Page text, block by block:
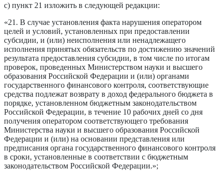
с) пункт 21 изложить в следующей редакции:
«21. В случае установления факта нарушения оператором
целей и условий, установленных при предоставлении
субсидии, и (или) неисполнения или ненадлежащего
исполнения принятых обязательств по достижению значений
результата предоставления субсидии, в том числе по итогам
проверок, проведенных Министерством науки и высшего
образования Российской Федерации и (или) органами
государственного финансового контроля, соответствующие
средства подлежат возврату в доход федерального бюджета в
порядке, установленном бюджетным законодательством
Российской Федерации, в течение 10 рабочих дней со дня
получения оператором соответствующего требования
Министерства науки и высшего образования Российской
Федерации и (или) на основании представления или
предписания органа государственного финансового контроля
в сроки, установленные в соответствии с бюджетным
законодательством Российской Федерации.»;